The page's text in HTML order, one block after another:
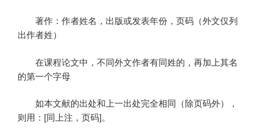
著作：作者姓名，出版或发表年份，页码（外文仅列
出作者姓）
在课程论文中，不同外文作者有同姓的，再加上其名
的第一个字母
如本文献的出处和上一出处完全相同（除页码外），
则用： [同上注，页码]。